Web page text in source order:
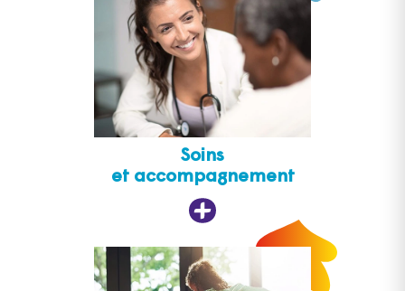
Soins
et accompagnement